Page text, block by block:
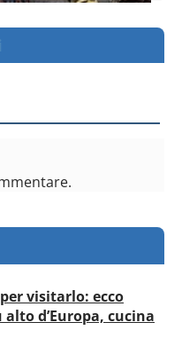
visitarlo: ecco
d’Europa, cucina